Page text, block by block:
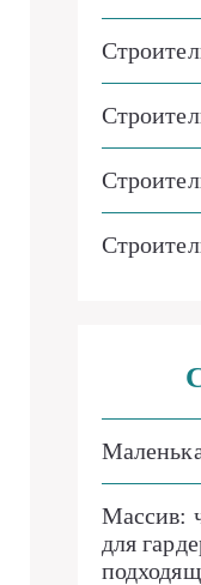
Массив:
для